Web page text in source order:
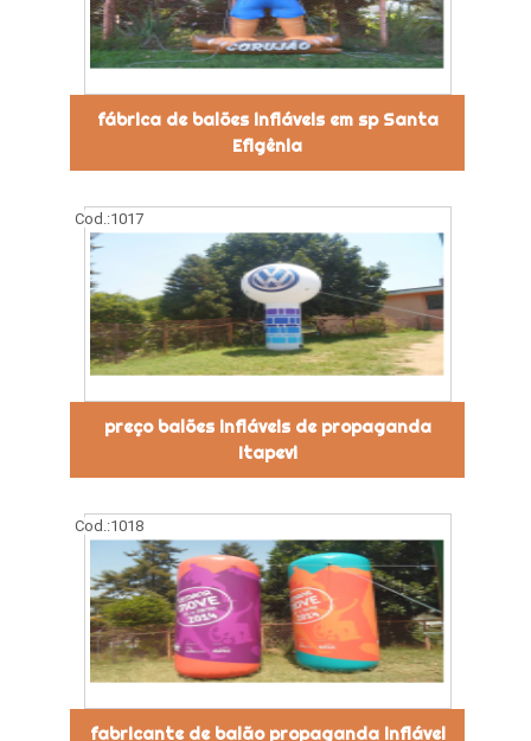
fábrica de balões infláveis em sp Santa
Efigênia
Cod.:1017
preço balões infláveis de propaganda
Itapevi
Cod.:1018
fabricante de balão propaganda inflável